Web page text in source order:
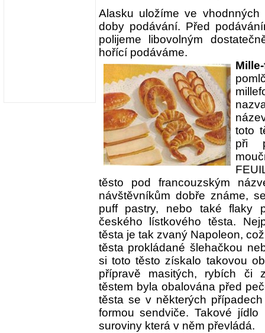
Alasku uložíme ve
doby podávání. Před
polijeme libovolným
hořící podáváme.
toto
při
těsto pod francouzským
návštěvníkům dobře známe,
puff pastry, nebo také flaky
českého lístkového těsta.
těsta je tak zvaný Napoleon,
těsta prokládané šlehačkou
si toto těsto získalo takovou
přípravě masitých, rybích či
těstem byla obalována před
těsta se v některých
formou sendviče. Takové
suroviny která v něm převládá.